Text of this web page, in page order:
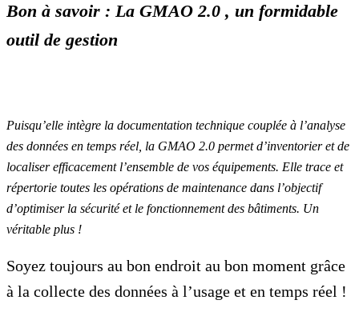
Bon à savoir : La GMAO 2.0 , un formidable
outil de gestion
Puisqu’elle intègre la documentation technique couplée à l’analyse
des données en temps réel, la GMAO 2.0 permet d’inventorier et de
localiser efficacement l’ensemble de vos équipements. Elle trace et
répertorie toutes les opérations de maintenance dans l’objectif
d’optimiser la sécurité et le fonctionnement des bâtiments. Un
véritable plus !
Soyez toujours au bon endroit au bon moment grâce
à la collecte des données à l’usage et en temps réel !